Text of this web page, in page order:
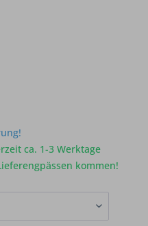
ca. 1-3 Werktage
kommen!